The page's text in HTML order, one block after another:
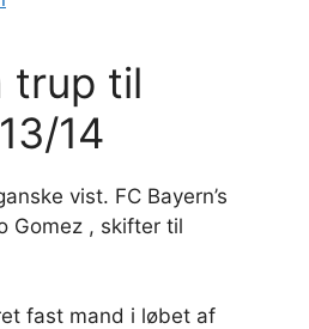
trup til
14
vist. FC Bayern’s
Gomez , skifter til
fast mand i løbet af